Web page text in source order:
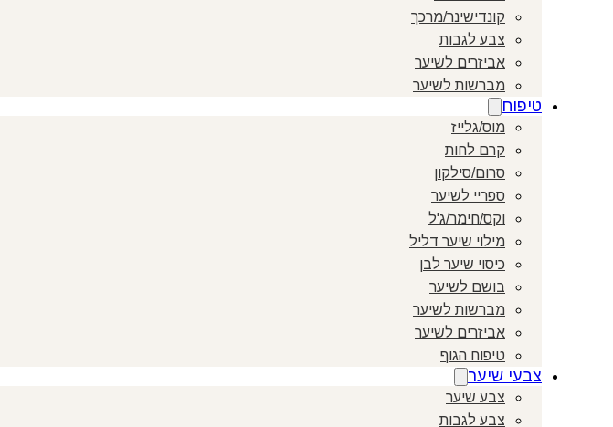
קונדישינר/מרכך
צבע לגבות
אביזרים לשיער
מברשות לשיער
טיפוח
מוס/גלייז
קרם לחות
סרום/סילקון
ספריי לשיער
וקס/חימר/ג'ל
מילוי שיער דליל
כיסוי שיער לבן
בושם לשיער
מברשות לשיער
אביזרים לשיער
טיפוח הגוף
צבעי שיער
צבע שיער
צבע לגבות